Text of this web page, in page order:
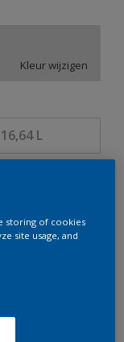
Kleur wijzigen
16,64 L
we werken
storing of cookies
site usage, and